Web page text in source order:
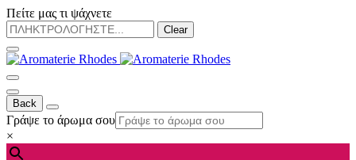
Πείτε μας τι ψάχνετε
Clear
Back
Γράψε το άρωμα σου
×